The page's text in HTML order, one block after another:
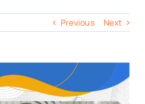
Previous Next